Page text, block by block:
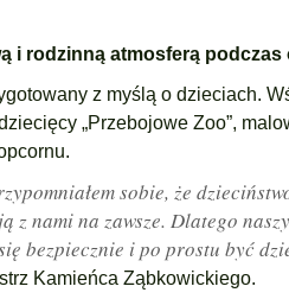
i rodzinną atmosferą
z myślą o dzieciach.
„Przebojowe Zoo”,
sobie, że
z nami na zawsze. Dlatego
bezpiecznie i po prostu być
Kamieńca Ząbkowickiego.